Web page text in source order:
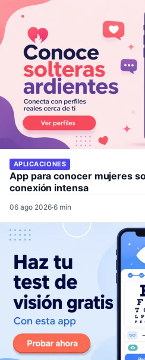
APLICACIONES
App para conocer mujeres
conexión intensa
06 ago 2026·6 min